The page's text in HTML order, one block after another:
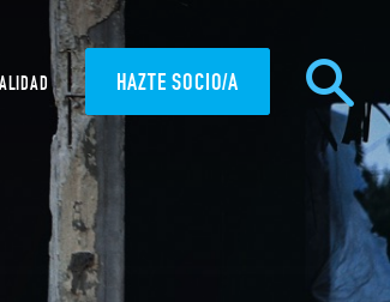
HAZTE SOCIO/A